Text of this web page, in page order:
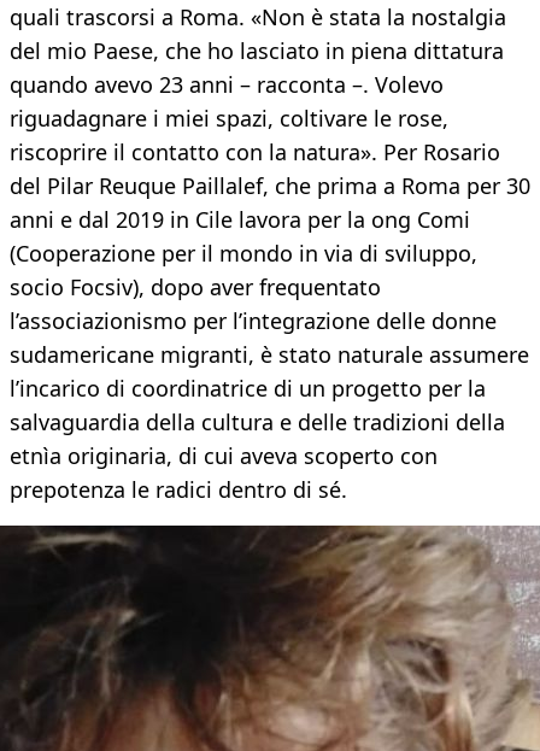
quali trascorsi a Roma. «Non è stata la nostalgia
del mio Paese, che ho lasciato in piena dittatura
quando avevo 23 anni – racconta –. Volevo
riguadagnare i miei spazi, coltivare le rose,
riscoprire il contatto con la natura». Per Rosario
del Pilar Reuque Paillalef, che prima a Roma per 30
anni e dal 2019 in Cile lavora per la ong Comi
(Cooperazione per il mondo in via di sviluppo,
socio Focsiv), dopo aver frequentato
l’associazionismo per l’integrazione delle donne
sudamericane migranti, è stato naturale assumere
l’incarico di coordinatrice di un progetto per la
salvaguardia della cultura e delle tradizioni della
etnìa originaria, di cui aveva scoperto con
prepotenza le radici dentro di sé.